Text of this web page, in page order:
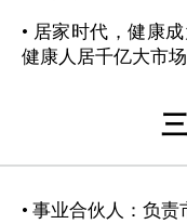
• 居家时代，健康
健康人居千亿大市
• 事业合伙人：负责